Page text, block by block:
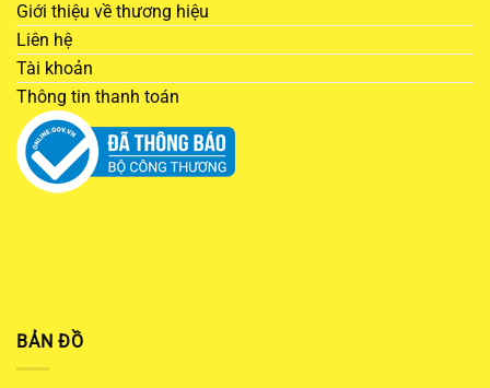
Giới thiệu về thương hiệu
Liên hệ
Tài khoản
Thông tin thanh toán
BẢN ĐỒ